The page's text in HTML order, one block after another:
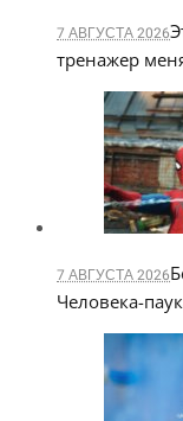
7 АВГУСТА 2026
тренажер
7 АВГУСТА 2026
Человека-